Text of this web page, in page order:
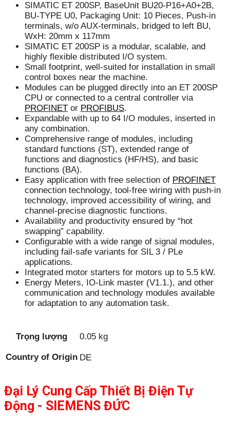
SIMATIC ET 200SP, BaseUnit BU20-P16+A0+2B,
BU-TYPE U0, Packaging Unit: 10 Pieces, Push-in
terminals, w/o AUX-terminals, bridged to left BU,
WxH: 20mm x 117mm
SIMATIC ET 200SP is a modular, scalable, and
highly flexible distributed I/O system.
Small footprint, well-suited for installation in small
control boxes near the machine.
Modules can be plugged directly into an ET 200SP
CPU or connected to a central controller via
PROFINET or PROFIBUS.
Expandable with up to 64 I/O modules, inserted in
any combination.
Comprehensive range of modules, including
standard functions (ST), extended range of
functions and diagnostics (HF/HS), and basic
functions (BA).
Easy application with free selection of PROFINET
connection technology, tool-free wiring with push-in
technology, improved accessibility of wiring, and
channel-precise diagnostic functions.
Availability and productivity ensured by “hot
swapping” capability.
Configurable with a wide range of signal modules,
including fail-safe variants for SIL 3 / PLe
applications.
Integrated motor starters for motors up to 5.5 kW.
Energy Meters, IO-Link master (V1.1.), and other
communication and technology modules available
for adaptation to any automation task.
Trọng lượng 0.05 kg
Country of Origin DE
Đại Lý Cung Cấp Thiết Bị Điện Tự
Động - SIEMENS ĐỨC